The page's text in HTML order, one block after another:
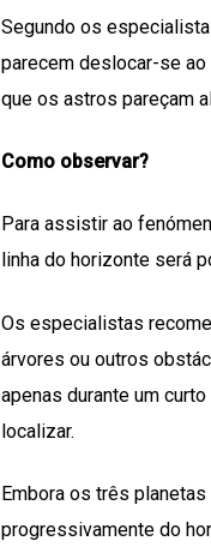
Segundo os
parecem deslocar-se
que os astros pareçam
Como observar?
Para assistir ao
linha do horizonte será
Os especialistas
árvores ou outros
apenas durante um
localizar.
Embora os três
progressivamente do